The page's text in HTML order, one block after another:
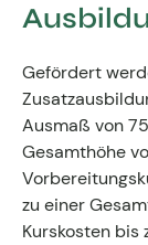
Gefördert
Ausmaß von
Gesamthöhe
zu einer
Kurskosten bis